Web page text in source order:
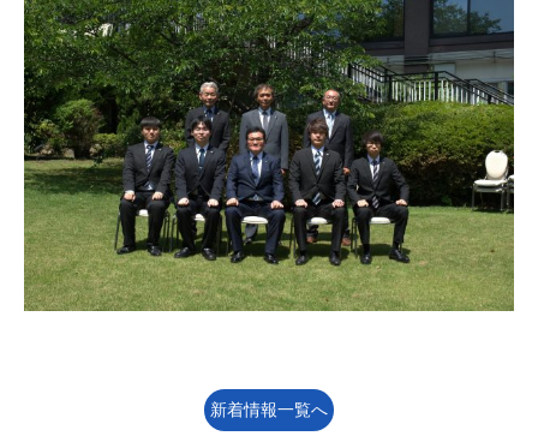
新着情報一覧へ